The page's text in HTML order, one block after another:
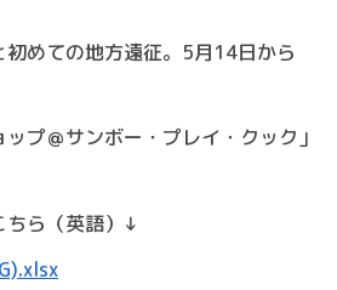
めての地方遠征。5月14日から
ップ＠サンボー・プレイ・クック」
ちら（英語）↓